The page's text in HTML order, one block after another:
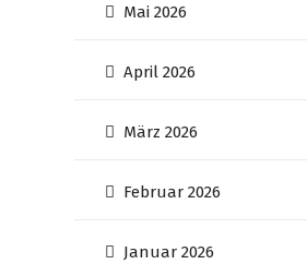
Mai 2026
April 2026
März 2026
Februar 2026
Januar 2026